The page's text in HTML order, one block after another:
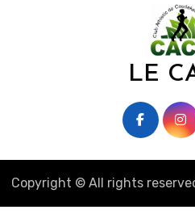
LE
Copyright © All rights